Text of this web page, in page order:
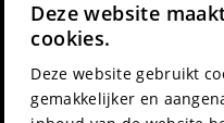
Press & Industry
Film Fest Friends
Deze website
cookies.
Deze website gebruikt
gemakkelijker en